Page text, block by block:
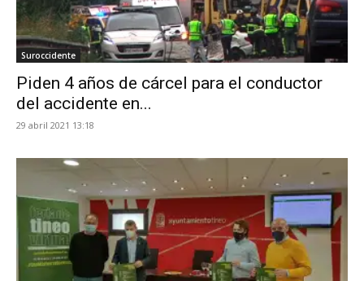
Suroccidente
Piden 4 años de cárcel para el conductor
del accidente en...
29 abril 2021 13:18